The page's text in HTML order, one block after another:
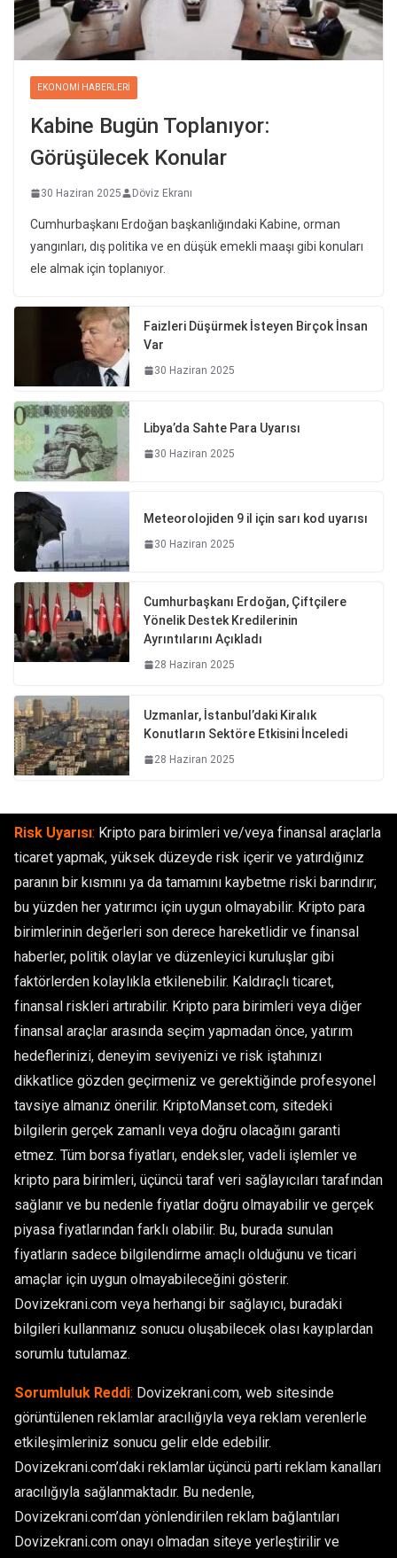
EKONOMI HABERLERI
Kabine Bugün Toplanıyor:
Görüşülecek Konular
30 Haziran 2025 Döviz Ekranı
Cumhurbaşkanı Erdoğan başkanlığındaki Kabine, orman
yangınları, dış politika ve en düşük emekli maaşı gibi konuları
ele almak için toplanıyor.
Faizleri Düşürmek İsteyen Birçok İnsan
Var
30 Haziran 2025
Libya’da Sahte Para Uyarısı
30 Haziran 2025
Meteorolojiden 9 il için sarı kod uyarısı
30 Haziran 2025
Cumhurbaşkanı Erdoğan, Çiftçilere
Yönelik Destek Kredilerinin
Ayrıntılarını Açıkladı
28 Haziran 2025
Uzmanlar, İstanbul’daki Kiralık
Konutların Sektöre Etkisini İnceledi
28 Haziran 2025
Risk Uyarısı: Kripto para birimleri ve/veya finansal araçlarla
ticaret yapmak, yüksek düzeyde risk içerir ve yatırdığınız
paranın bir kısmını ya da tamamını kaybetme riski barındırır;
bu yüzden her yatırımcı için uygun olmayabilir. Kripto para
birimlerinin değerleri son derece hareketlidir ve finansal
haberler, politik olaylar ve düzenleyici kuruluşlar gibi
faktörlerden kolaylıkla etkilenebilir. Kaldıraçlı ticaret,
finansal riskleri artırabilir. Kripto para birimleri veya diğer
finansal araçlar arasında seçim yapmadan önce, yatırım
hedeflerinizi, deneyim seviyenizi ve risk iştahınızı
dikkatlice gözden geçirmeniz ve gerektiğinde profesyonel
tavsiye almanız önerilir. KriptoManset.com, sitedeki
bilgilerin gerçek zamanlı veya doğru olacağını garanti
etmez. Tüm borsa fiyatları, endeksler, vadeli işlemler ve
kripto para birimleri, üçüncü taraf veri sağlayıcıları tarafından
sağlanır ve bu nedenle fiyatlar doğru olmayabilir ve gerçek
piyasa fiyatlarından farklı olabilir. Bu, burada sunulan
fiyatların sadece bilgilendirme amaçlı olduğunu ve ticari
amaçlar için uygun olmayabileceğini gösterir.
Dovizekrani.com veya herhangi bir sağlayıcı, buradaki
bilgileri kullanmanız sonucu oluşabilecek olası kayıplardan
sorumlu tutulamaz.
Sorumluluk Reddi: Dovizekrani.com, web sitesinde
görüntülenen reklamlar aracılığıyla veya reklam verenlerle
etkileşimleriniz sonucu gelir elde edebilir.
Dovizekrani.com’daki reklamlar üçüncü parti reklam kanalları
aracılığıyla sağlanmaktadır. Bu nedenle,
Dovizekrani.com’dan yönlendirilen reklam bağlantıları
Dovizekrani.com onayı olmadan siteye yerleştirilir ve